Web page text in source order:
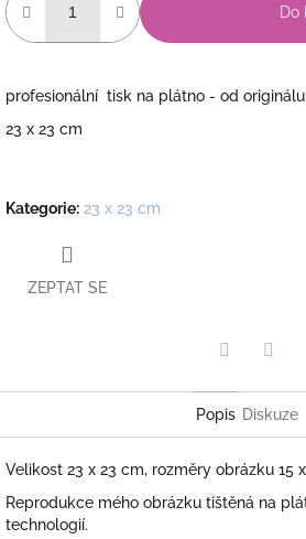
Do
profesionální tisk na plátno - od
23 x 23 cm
Kategorie: 23 x 23 cm
ZEPTAT SE
Popis Diskuze
Velikost 23 x 23 cm, rozměry obrázku 15
Reprodukce mého obrázku tištěná na
technologií.